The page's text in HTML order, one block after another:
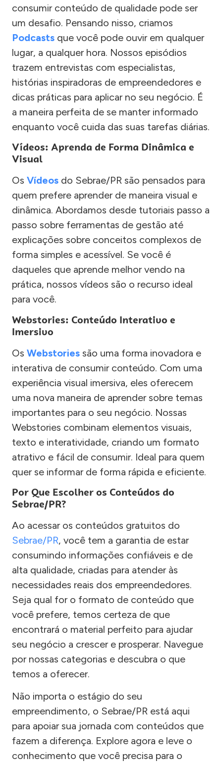
consumir conteúdo de qualidade pode ser
um desafio. Pensando nisso, criamos
Podcasts que você pode ouvir em qualquer
lugar, a qualquer hora. Nossos episódios
trazem entrevistas com especialistas,
histórias inspiradoras de empreendedores e
dicas práticas para aplicar no seu negócio. É
a maneira perfeita de se manter informado
enquanto você cuida das suas tarefas diárias.
Vídeos: Aprenda de Forma Dinâmica e
Visual
Os Vídeos do Sebrae/PR são pensados para
quem prefere aprender de maneira visual e
dinâmica. Abordamos desde tutoriais passo a
passo sobre ferramentas de gestão até
explicações sobre conceitos complexos de
forma simples e acessível. Se você é
daqueles que aprende melhor vendo na
prática, nossos vídeos são o recurso ideal
para você.
Webstories: Conteúdo Interativo e
Imersivo
Os Webstories são uma forma inovadora e
interativa de consumir conteúdo. Com uma
experiência visual imersiva, eles oferecem
uma nova maneira de aprender sobre temas
importantes para o seu negócio. Nossas
Webstories combinam elementos visuais,
texto e interatividade, criando um formato
atrativo e fácil de consumir. Ideal para quem
quer se informar de forma rápida e eficiente.
Por Que Escolher os Conteúdos do
Sebrae/PR?
Ao acessar os conteúdos gratuitos do
Sebrae/PR, você tem a garantia de estar
consumindo informações confiáveis e de
alta qualidade, criadas para atender às
necessidades reais dos empreendedores.
Seja qual for o formato de conteúdo que
você prefere, temos certeza de que
encontrará o material perfeito para ajudar
seu negócio a crescer e prosperar. Navegue
por nossas categorias e descubra o que
temos a oferecer.
Não importa o estágio do seu
empreendimento, o Sebrae/PR está aqui
para apoiar sua jornada com conteúdos que
fazem a diferença. Explore agora e leve o
conhecimento que você precisa para o